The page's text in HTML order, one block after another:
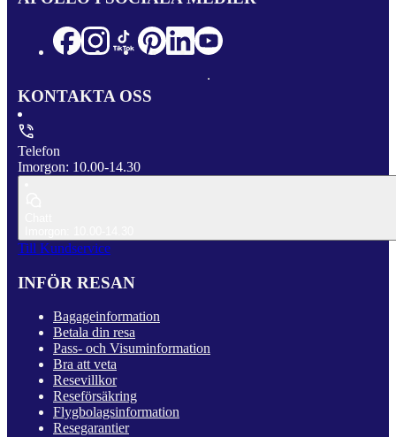
KONTAKTA OSS
Telefon
Imorgon: 10.00-14.30
Till Kundservice
INFÖR RESAN
Bagageinformation
Betala din resa
Pass- och Visuminformation
Bra att veta
Resevillkor
Reseförsäkring
Flygbolagsinformation
Resegarantier